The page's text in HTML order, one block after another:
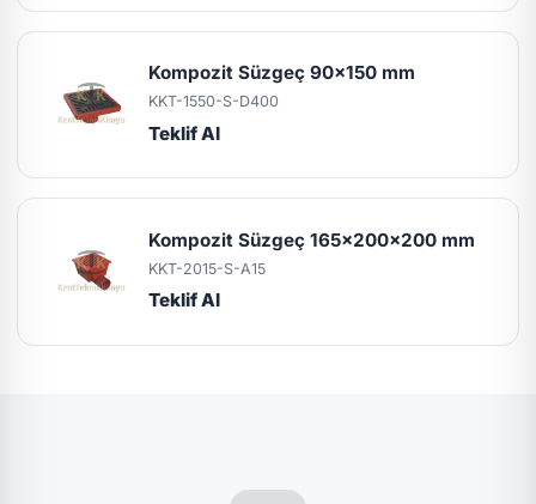
Kompozit Süzgeç 90x150 mm
KKT-1550-S-D400
Teklif Al
Kompozit Süzgeç 165x200x200 mm
KKT-2015-S-A15
Teklif Al